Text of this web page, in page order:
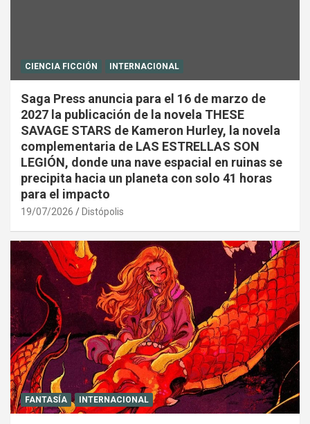
CIENCIA FICCIÓN INTERNACIONAL
Saga Press anuncia para el 16 de marzo de
2027 la publicación de la novela THESE
SAVAGE STARS de Kameron Hurley, la novela
complementaria de LAS ESTRELLAS SON
LEGIÓN, donde una nave espacial en ruinas se
precipita hacia un planeta con solo 41 horas
para el impacto
19/07/2026 Distópolis
FANTASÍA INTERNACIONAL